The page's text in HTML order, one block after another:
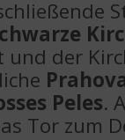
und der
Peles.
Tor zum